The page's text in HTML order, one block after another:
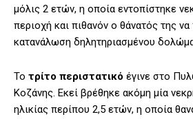
μόλις 2 ετών, η οποία εντοπίστηκε
περιοχή και πιθανόν ο θάνατός της
κατανάλωση δηλητηριασμένου
Το τρίτο περιστατικό έγινε στο
Κοζάνης. Εκεί βρέθηκε ακόμη μία
ηλικίας περίπου 2,5 ετών, η οποία